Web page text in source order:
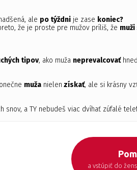
ale po týždni je zase koniec?
že je proste pre mužov príliš, že
tipov, ako muža neprevalcovať
muža nielen získať, ale si krásny
snov, a TY nebudeš viac dvíhať zúfalé
a vstúpiť do